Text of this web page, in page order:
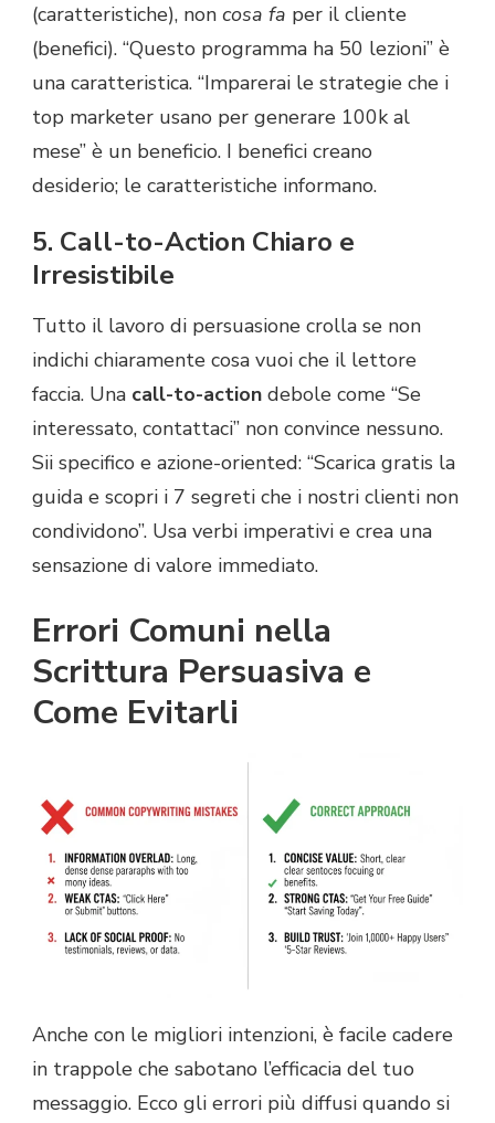
(caratteristiche), non cosa fa per il cliente
(benefici). “Questo programma ha 50 lezioni” è
una caratteristica. “Imparerai le strategie che i
top marketer usano per generare 100k al
mese” è un beneficio. I benefici creano
desiderio; le caratteristiche informano.
5. Call-to-Action Chiaro e
Irresistibile
Tutto il lavoro di persuasione crolla se non
indichi chiaramente cosa vuoi che il lettore
faccia. Una call-to-action debole come “Se
interessato, contattaci” non convince nessuno.
Sii specifico e azione-oriented: “Scarica gratis la
guida e scopri i 7 segreti che i nostri clienti non
condividono”. Usa verbi imperativi e crea una
sensazione di valore immediato.
Errori Comuni nella
Scrittura Persuasiva e
Come Evitarli
Anche con le migliori intenzioni, è facile cadere
in trappole che sabotano l’efficacia del tuo
messaggio. Ecco gli errori più diffusi quando si